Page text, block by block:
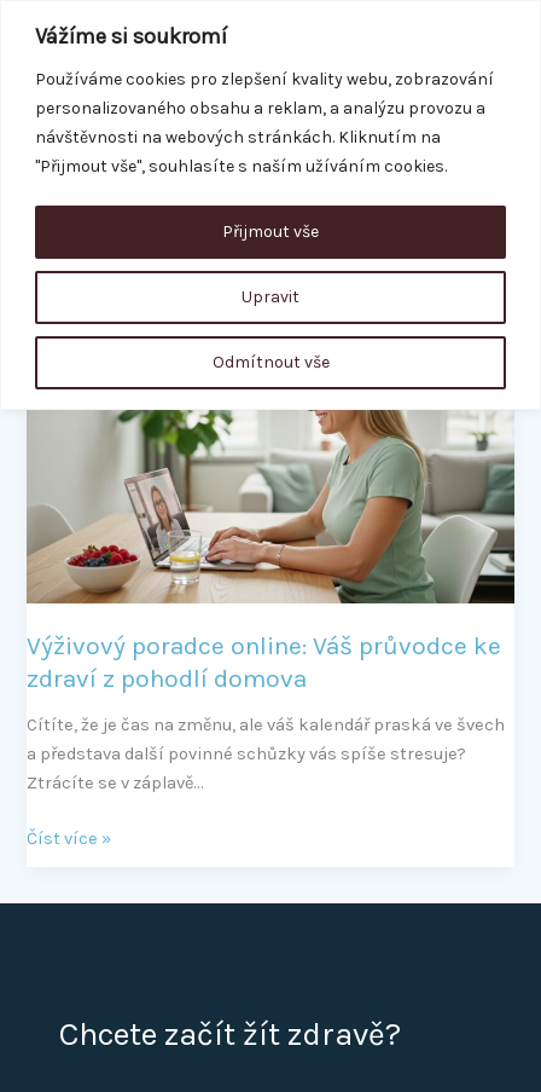
Vážíme si soukromí
Používáme cookies pro zlepšení kvality webu, zobrazování
personalizovaného obsahu a reklam, a analýzu provozu a
návštěvnosti na webových stránkách. Kliknutím na
"Přijmout vše", souhlasíte s naším užíváním cookies.
Upravit
Odmítnout vše
Přijmout vše
obsah
REZERVACE
zdravá výživa
Výživový poradce online: Váš průvodce ke
zdraví z pohodlí domova
Cítíte, že je čas na změnu, ale váš kalendář praská ve švech
a představa další povinné schůzky vás spíše stresuje?
Ztrácíte se v záplavě…
Výživový
online:
zdraví
pohodlí
domova
Číst více »
Chcete začít žít zdravě?